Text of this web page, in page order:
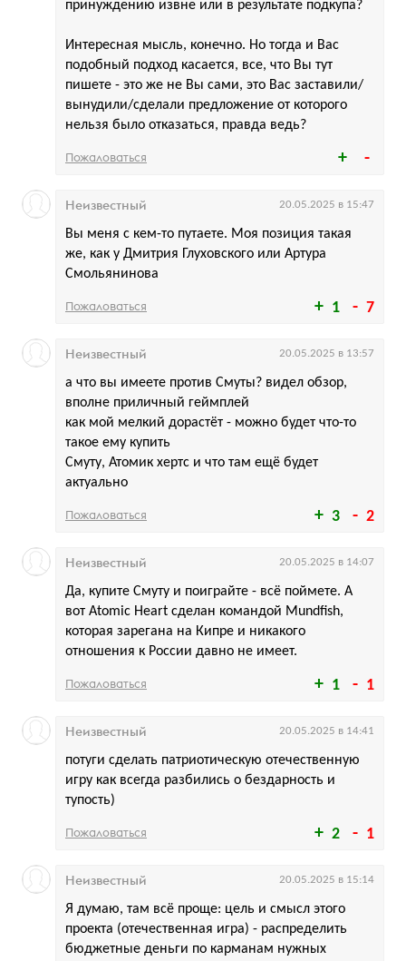
принуждению извне или в результате подкупа?
Интересная мысль, конечно. Но тогда и Вас
подобный подход касается, все, что Вы тут
пишете - это же не Вы сами, это Вас заставили/
вынудили/сделали предложение от которого
нельзя было отказаться, правда ведь?
Пожаловаться
1 7
Вы меня с кем-то путаете. Моя позиция такая
же, как у Дмитрия Глуховского или Артура
Смольянинова
Неизвестный 20.05.2025 в 15:47
Пожаловаться
3 2
а что вы имеете против Смуты? видел обзор,
вполне приличный геймплей
как мой мелкий дорастёт - можно будет что-то
такое ему купить
Смуту, Атомик хертс и что там ещё будет
актуально
Неизвестный 20.05.2025 в 13:57
Пожаловаться
1 1
Да, купите Смуту и поиграйте - всё поймете. А
вот Atomic Heart сделан командой Mundfish,
которая зарегана на Кипре и никакого
отношения к России давно не имеет.
Неизвестный 20.05.2025 в 14:07
Пожаловаться
2 1
потуги сделать патриотическую отечественную
игру как всегда разбились о бездарность и
тупость)
Неизвестный 20.05.2025 в 14:41
Пожаловаться
Я думаю, там всё проще: цель и смысл этого
проекта (отечественная игра) - распределить
бюджетные деньги по карманам нужных
Неизвестный 20.05.2025 в 15:14